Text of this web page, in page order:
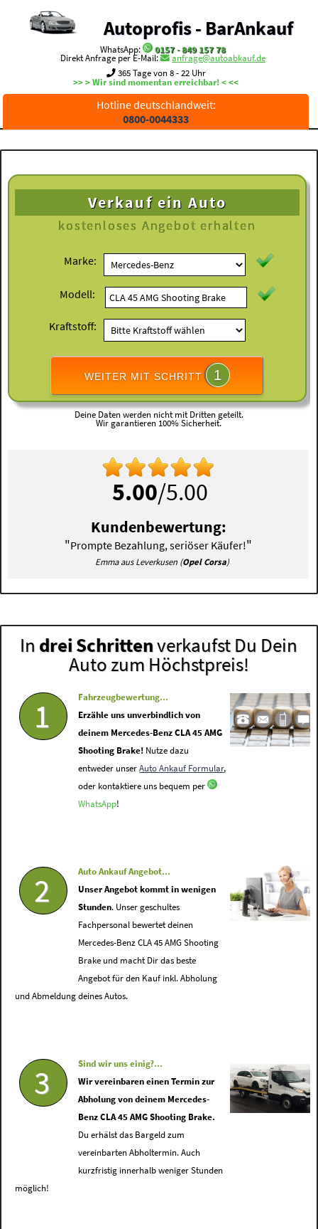
Autoprofis - BarAnkauf
WhatsApp:
0157 - 849 157 78
Direkt Anfrage per E-Mail:
anfrage@autoabkauf.de
365 Tage von 8 - 22 Uhr
>> > Wir sind momentan erreichbar! < <<
Hotline deutschlandweit:
0800-0044333
Verkauf ein Auto
kostenloses Angebot erhalten
Marke:
Modell:
Kraftstoff:
WEITER MIT SCHRITT 1
Deine Daten werden nicht mit Dritten geteilt.
Wir garantieren 100% Sicherheit.
5.00/5.00
Kundenbewertung:
"Prompte Bezahlung, seriöser Käufer!"
Emma aus Leverkusen (Opel Corsa)
In drei Schrittenverkaufst Du Dein
Auto zum Höchstpreis!
1
Fahrzeugbewertung...
Erzähle uns unverbindlich von
deinem Mercedes-Benz CLA 45 AMG
Shooting Brake! Nutze dazu
entweder unserAuto Ankauf Formular,
oder kontaktiere uns bequem per
WhatsApp!
2
Auto Ankauf Angebot...
Unser Angebot kommt in wenigen
Stunden. Unser geschultes
Fachpersonal bewertet deinen
Mercedes-Benz CLA 45 AMG Shooting
Brake und macht Dir das beste
Angebot für den Kauf inkl. Abholung
und Abmeldung deines Autos.
3
Sind wir uns einig?...
Wir vereinbaren einen Termin zur
Abholung von deinem Mercedes-
Benz CLA 45 AMG Shooting Brake.
Du erhälst das Bargeld zum
vereinbarten Abholtermin. Auch
kurzfristig innerhalb weniger Stunden
möglich!